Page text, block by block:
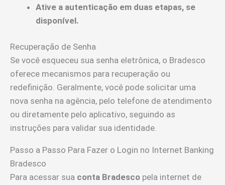
Ative a autenticação em duas etapas, se
disponível.
Recuperação de Senha
Se você esqueceu sua senha eletrônica, o Bradesco
oferece mecanismos para recuperação ou
redefinição. Geralmente, você pode solicitar uma
nova senha na agência, pelo telefone de atendimento
ou diretamente pelo aplicativo, seguindo as
instruções para validar sua identidade.
Passo a Passo Para Fazer o Login no Internet Banking
Bradesco
Para acessar sua conta Bradesco pela internet de